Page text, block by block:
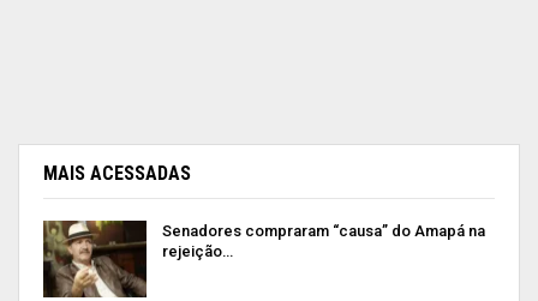
MAIS ACESSADAS
Senadores compraram “causa” do Amapá na
rejeição…